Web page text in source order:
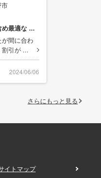
最適な ...
間に合わ
割引が ...
2024/06/06
さらにもっと見る
イトマップ